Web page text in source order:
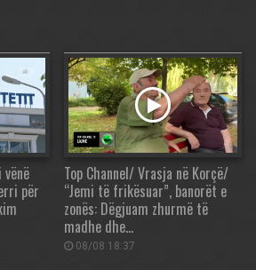
për
Top Channel/ Vrasja në Korçë/
“Jemi të frikësuar”, banorët e
zonës: Dëgjuam zhurmë të
madhe dhe…
08/08 18:37